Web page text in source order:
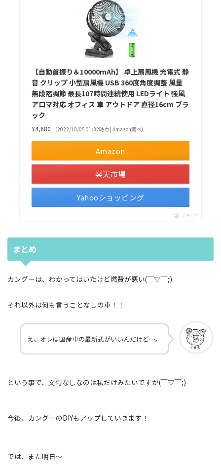
【自動首振り＆10000mAh】 卓上扇風機 充電式 静
音 クリップ 小型扇風機 USB 360度角度調整 風量
無段階調節 最長107時間連続使用 LEDライト 強風
アロマ対応 オフィス 車 アウトドア 直径16cm ブラ
ック
¥4,680 （2022/10/05 01:32時点 | Amazon調べ）
Amazon
楽天市場
Yahooショッピング
ポチップ
まとめ
カングーは、わかってはいたけど燃費が悪い(￣▽￣;)
それ以外は何も言うことなしの車！！
え、オレは国産車の最新式がいいんだけど…。
という事で、文句なしなのは私だけみたいですが(￣▽￣;)
今後、カングーのDIYもアップしていきます！
では、また明日〜